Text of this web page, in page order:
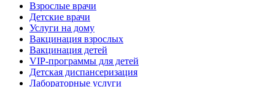
Взрослые врачи
Детские врачи
Услуги на дому
Вакцинация взрослых
Вакцинация детей
VIP-программы для детей
Детская диспансеризация
Лабораторные услуги